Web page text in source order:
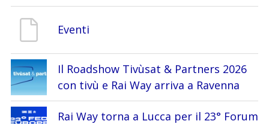
Eventi
Il Roadshow Tivùsat & Partners 2026
con tivù e Rai Way arriva a Ravenna
Rai Way torna a Lucca per il 23° Forum